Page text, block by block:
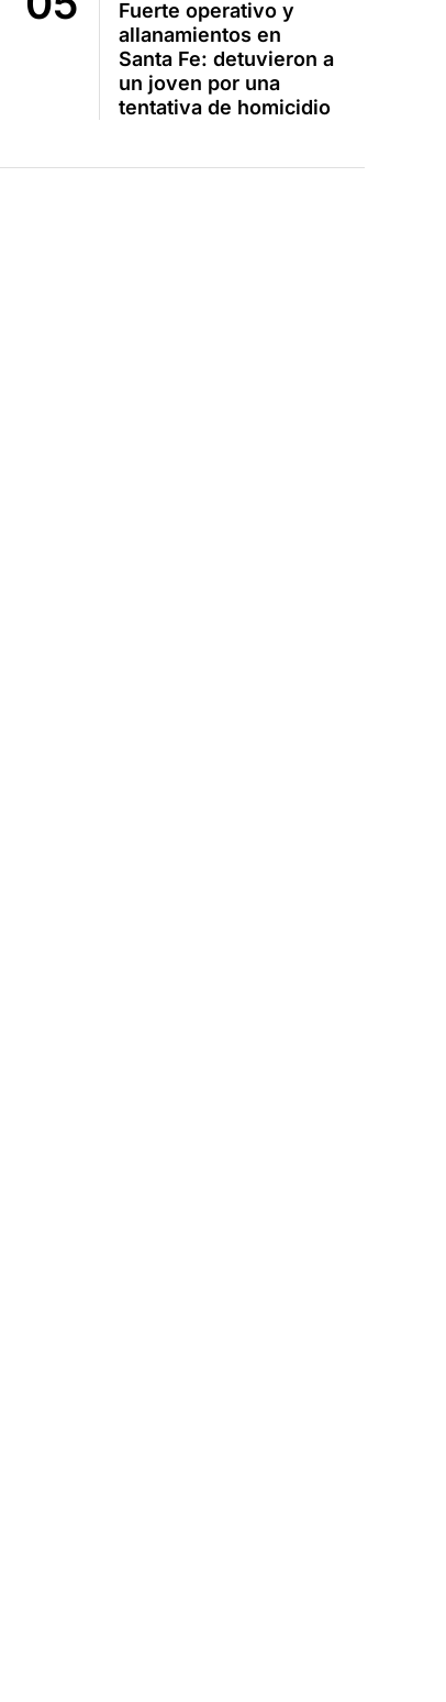
Fuerte operativo y
allanamientos en
Santa Fe: detuvieron a
un joven por una
tentativa de homicidio